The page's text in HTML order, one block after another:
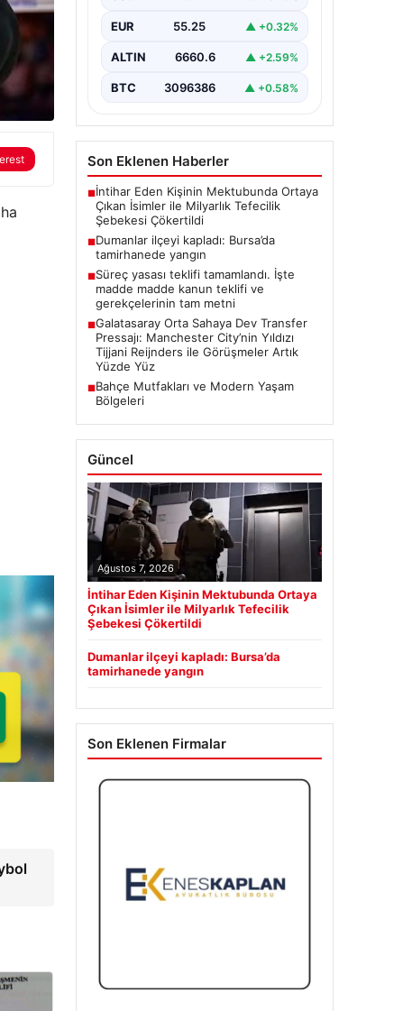
EUR 55.25 ▲ +0.32%
ALTIN 6660.6 ▲ +2.59%
BTC 3096386 ▲ +0.58%
Son Eklenen Haberler
■İntihar Eden Kişinin Mektubunda Ortaya
Çıkan İsimler ile Milyarlık Tefecilik
Şebekesi Çökertildi
■Dumanlar ilçeyi kapladı: Bursa’da
tamirhanede yangın
■Süreç yasası teklifi tamamlandı. İşte
madde madde kanun teklifi ve
gerekçelerinin tam metni
■Galatasaray Orta Sahaya Dev Transfer
Pressajı: Manchester City’nin Yıldızı
Tijjani Reijnders ile Görüşmeler Artık
Yüzde Yüz
■Bahçe Mutfakları ve Modern Yaşam
Bölgeleri
Güncel
Ağustos 7, 2026
İntihar Eden Kişinin Mektubunda Ortaya
Çıkan İsimler ile Milyarlık Tefecilik
Şebekesi Çökertildi
Dumanlar ilçeyi kapladı: Bursa’da
tamirhanede yangın
Son Eklenen Firmalar